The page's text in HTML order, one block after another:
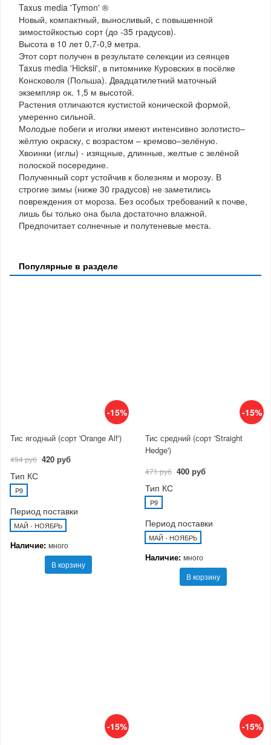
Taxus media 'Tymon' ®
Новый, компактный, выносливый, с повышенной
зимостойкостью сорт (до -35 градусов).
Высота в 10 лет 0,7-0,9 метра.
Этот сорт получен в результате селекции из сеянцев
Taxus media 'Hicksii', в питомнике Куровских в посёлке
Консковоля (Польша). Двадцатилетний маточный
экземпляр ок. 1,5 м высотой.
Растения отличаются кустистой конической формой,
умеренно сильной.
Молодые побеги и иголки имеют интенсивно золотисто–
жёлтую окраску, с возрастом – кремово–зелёную.
Хвоинки (иглы) - изящные, длинные, желтые с зелёной
полоской посередине.
Полученный сорт устойчив к болезням и морозу. В
строгие зимы (ниже 30 градусов) не заметились
повреждения от мороза. Без особых требований к почве,
лишь бы только она была достаточно влажной.
Предпочитает солнечные и полутеневые места.
Популярные в разделе
-15%
Тис ягодный (сорт 'Orange Alf')
494 руб 420 руб
Тип КС
P9
Период поставки
МАЙ - НОЯБРЬ
Наличие: много
В корзину
-15%
Тис средний (сорт 'Straight
Hedge')
471 руб 400 руб
Тип КС
P9
Период поставки
МАЙ - НОЯБРЬ
Наличие: много
В корзину
-15% -15%